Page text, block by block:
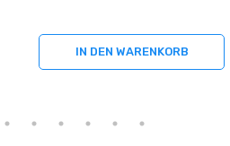
IN DEN WARENKORB